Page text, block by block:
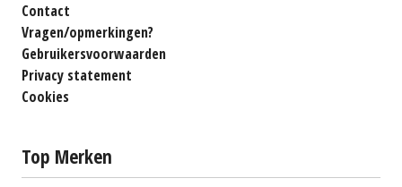
Contact
Vragen/opmerkingen?
Gebruikersvoorwaarden
Privacy statement
Cookies
Top Merken